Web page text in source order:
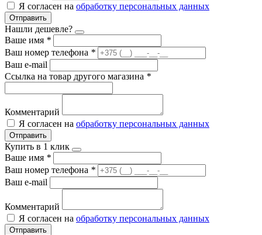
Я согласен на обработку персональных данных
Отправить
Нашли дешевле?
Ваше имя *
Ваш номер телефона *
Ваш e-mail
Ссылка на товар другого магазина *
Комментарий
Я согласен на обработку персональных данных
Отправить
Купить в 1 клик
Ваше имя *
Ваш номер телефона *
Ваш e-mail
Комментарий
Я согласен на обработку персональных данных
Отправить